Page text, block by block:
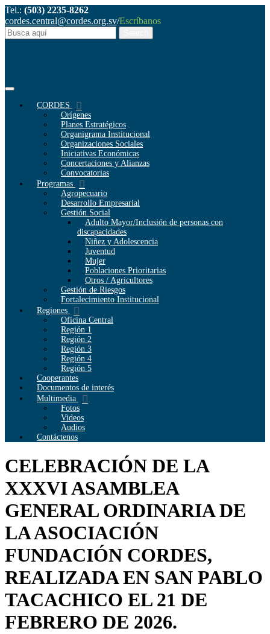
Tel.: (503) 2235-8262
cordes.central@cordes.org.sv/Escríbanos
CORDES
Orígenes
Planes Estratégicos
Organigrama Institucional
Organizaciones Sociales
Iniciativas Económicas
Concertaciones y Alianzas
Convocatorias
Programas
Agropecuario
Desarrollo Empresarial
Gestión Social
Adulto Mayor/Inclusión de personas con
discapacidades
Niñez y Adolescencia
Juventud
Mujer
Poblaciones Prioritarias
Otros / Agricultores
Gestión de Riesgos
Fortalecimiento Institucional
Regiones
Oficina Central
Región 1
Región 2
Región 3
Región 4
Región 5
Cooperantes
Documentos de interés
Multimedia
Fotos
Videos
Audios
Contáctenos
CELEBRACIÓN DE LA
XXXVI ASAMBLEA
GENERAL ORDINARIA DE
LA ASOCIACIÓN
FUNDACIÓN CORDES,
REALIZADA EN SAN PABLO
TACACHICO EL 21 DE
FEBRERO DE 2026.